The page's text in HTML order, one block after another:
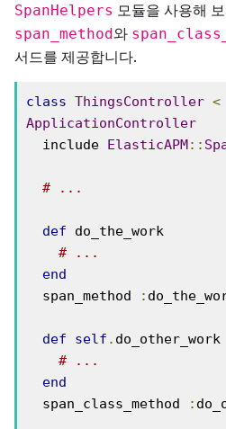
SpanHelpers 모듈을 사용해
span_method와
서드를 제공합니다.
class ThingsController <
ApplicationController
  include
ElasticAPM::
# ...
def do_the_work
# ...
end
  span_method
:
def self . do_other_work
# ...
end
  span_class_method
: